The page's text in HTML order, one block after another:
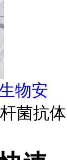
物安
菌抗体